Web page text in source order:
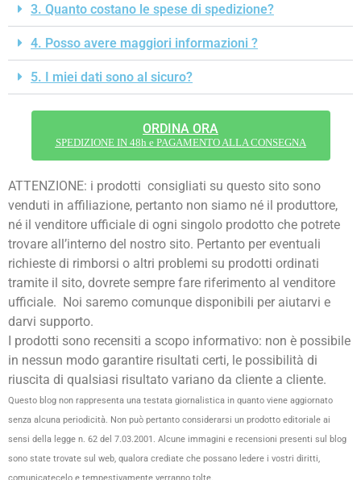
3. Quanto costano le spese di spedizione?
4. Posso avere maggiori informazioni ?
5. I miei dati sono al sicuro?
ORDINA ORA
SPEDIZIONE IN 48h e PAGAMENTO ALLA CONSEGNA
ATTENZIONE: i prodotti consigliati su questo sito sono
venduti in affiliazione, pertanto non siamo né il produttore,
né il venditore ufficiale di ogni singolo prodotto che potrete
trovare all’interno del nostro sito. Pertanto per eventuali
richieste di rimborsi o altri problemi su prodotti ordinati
tramite il sito, dovrete sempre fare riferimento al venditore
ufficiale. Noi saremo comunque disponibili per aiutarvi e
darvi supporto.
I prodotti sono recensiti a scopo informativo: non è possibile
in nessun modo garantire risultati certi, le possibilità di
riuscita di qualsiasi risultato variano da cliente a cliente.
Questo blog non rappresenta una testata giornalistica in quanto viene aggiornato
senza alcuna periodicità. Non può pertanto considerarsi un prodotto editoriale ai
sensi della legge n. 62 del 7.03.2001. Alcune immagini e recensioni presenti sul blog
sono state trovate sul web, qualora crediate che possano ledere i vostri diritti,
comunicatecelo e tempestivamente verranno tolte.